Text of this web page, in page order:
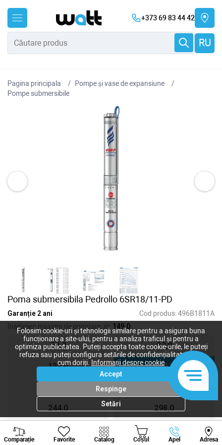
+373 69 83 44 42
RU
Pagina principala
Pompe și vase de expansiune
Pompe submersibile
Poma submersibila Pedrollo 6SR18/11-PD
Garanție 2 ani Cod produs:496B1811A
Inaltimea maxima de pompare, m: 149,0
54,0 80,0
122,0 149,0
203,0
244,0 298,0
Comparație Favorite Catalog Coșul Apel Adresa
Viber Whatsapp
Folosim cookie-uri și tehnologii similare pentru a asigura buna
funcționare a site-ului, pentru a analiza traficul și pentru a
optimiza publicitatea. Puteți accepta toate cookie-urile, le puteți
refuza sau puteți configura setările de confidențialitate după
cum doriți.
Informații despre cookie
Accept
Respinge
Setări